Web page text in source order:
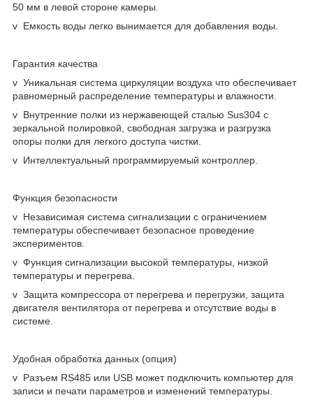
50 мм в левой стороне камеры.
v Емкость воды легко вынимается для добавления воды.
Гарантия качества
v Уникальная система циркуляции воздуха что обеспечивает
равномерный распределение температуры и влажности.
v Внутренние полки из нержавеющей сталью Sus304 с
зеркальной полировкой, свободная загрузка и разгрузка
опоры полки для легкого доступа чистки.
v Интеллектуальный программируемый контроллер.
Функция безопасности
v Независимая система сигнализации с ограничением
температуры обеспечивает безопасное проведение
экспериментов.
v Функция сигнализации высокой температуры, низкой
температуры и перегрева.
v Защита компрессора от перегрева и перегрузки, защита
двигателя вентилятора от перегрева и отсутствие воды в
системе.
Удобная обработка данных (опция)
v Разъем RS485 или USB может подключить компьютер для
записи и печати параметров и изменений температуры.